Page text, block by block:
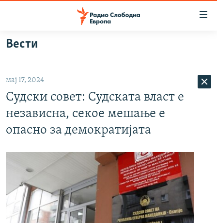
Оди
на
главната
навигација
на
ВИЗУЕЛНО
ВЕСТИ
ШТО ТРЕБА ДА ЗНАЕТЕ
ПРИЈАВИ СЕ ЗА ЊУЗЛЕТЕР
ПОДКАСТ ЗОШТО?
СЛЕДЕТЕ НЕ
Вести
мај 17, 2024
Судски совет: Судската власт е
независна, секое мешање е
опасно за демократијата